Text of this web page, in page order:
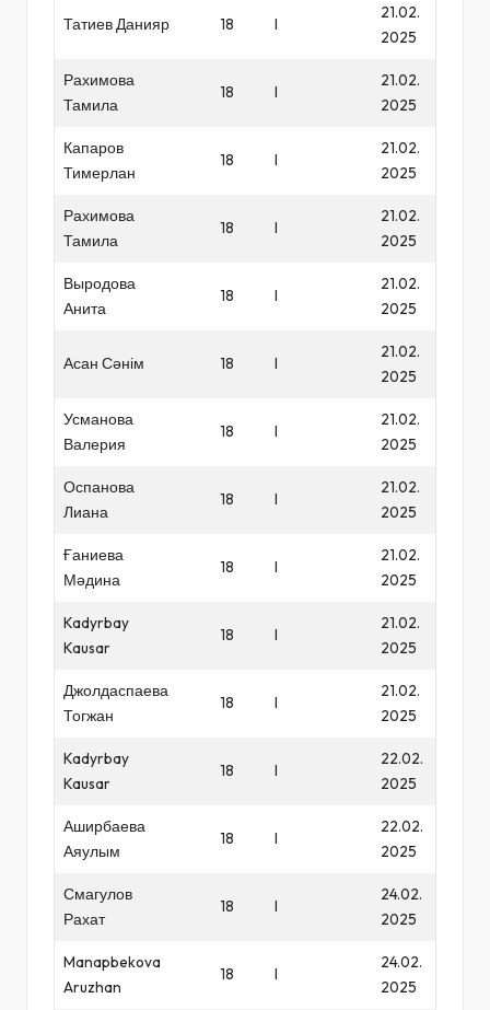
Татиев Данияр 18 I
21.02.
2025
Рахимова
Тамила
18 I
21.02.
2025
Капаров
Тимерлан
18 I
21.02.
2025
Рахимова
Тамила
18 I
21.02.
2025
Выродова
Анита
18 I
21.02.
2025
Асан Сәнім 18 I
21.02.
2025
Усманова
Валерия
18 I
21.02.
2025
Оспанова
Лиана
18 I
21.02.
2025
Ғаниева
Мәдина
18 I
21.02.
2025
Kadyrbay
Kausar
18 I
21.02.
2025
Джолдаспаева
Тогжан
18 I
21.02.
2025
Kadyrbay
Kausar
18 I
22.02.
2025
Аширбаева
Аяулым
18 I
22.02.
2025
Смагулов
Рахат
18 I
24.02.
2025
Manapbekova
Aruzhan
18 I
24.02.
2025